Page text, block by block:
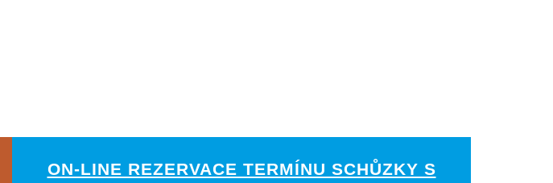
ON-LINE REZERVACE TERMÍNU SCHŮZKY S